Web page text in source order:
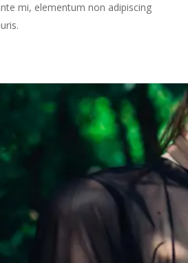
mi, elementum non adipiscing